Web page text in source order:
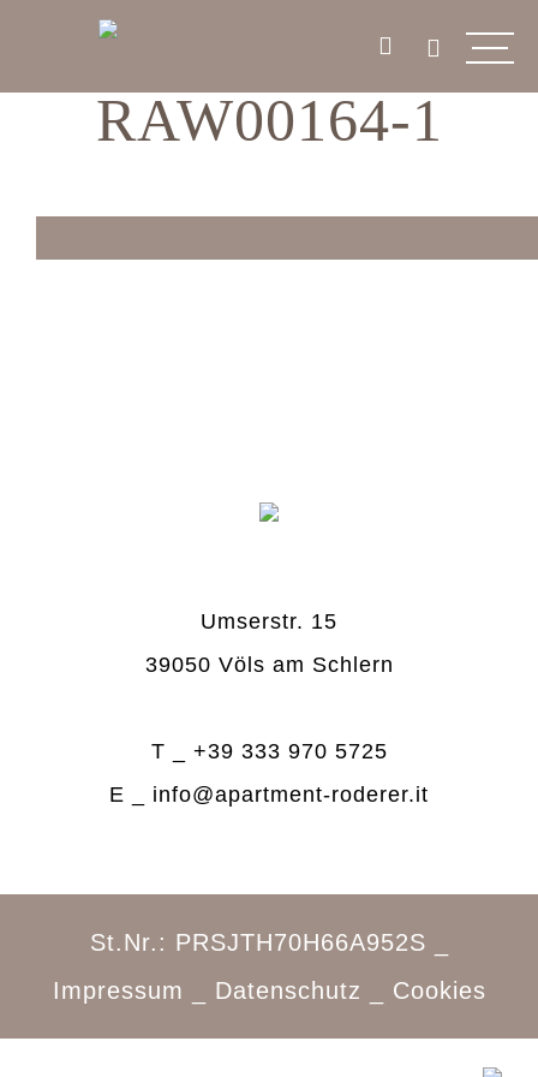
RAW00164-1
Umserstr. 15
39050 Völs am Schlern
T _ +39 333 970 5725
E _ info@apartment-roderer.it
St.Nr.: PRSJTH70H66A952S _
Impressum
Datenschutz Cookies